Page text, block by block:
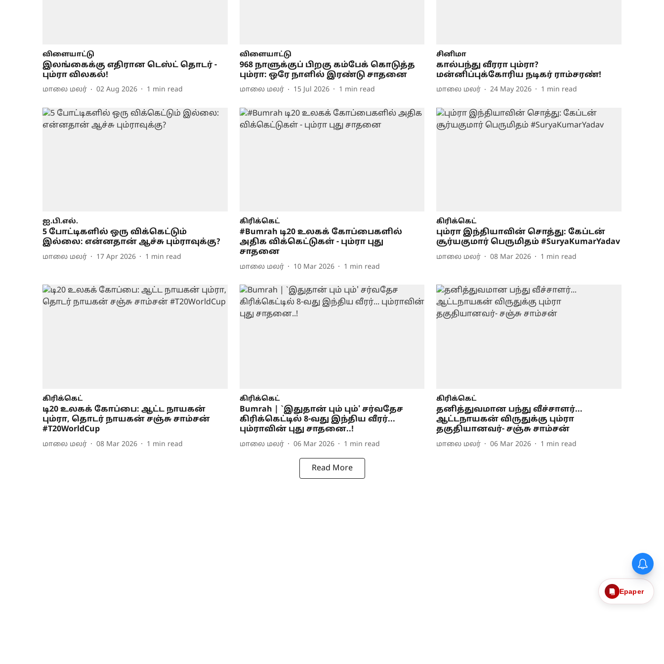
விளையாட்டு
இலங்கைக்கு எதிரான டெஸ்ட் தொடர் -
பும்ரா விலகல்!
மாலை மலர் 02 Aug 2026 1 min read
விளையாட்டு
968 நாளுக்குப் பிறகு கம்பேக் கொடுத்த
பும்ரா: ஒரே நாளில் இரண்டு சாதனை
மாலை மலர் 15 Jul 2026 1 min read
சினிமா
கால்பந்து வீரரா பும்ரா?
மன்னிப்புக்கோரிய நடிகர் ராம்சரண்!
மாலை மலர் 24 May 2026 1 min read
ஐ.பி.எல்.
5 போட்டிகளில் ஒரு விக்கெட்டும்
இல்லை: என்னதான் ஆச்சு பும்ராவுக்கு?
மாலை மலர் 17 Apr 2026 1 min read
கிரிக்கெட்
#Bumrah டி20 உலகக் கோப்பைகளில்
அதிக விக்கெட்டுகள் - பும்ரா புது
சாதனை
மாலை மலர் 10 Mar 2026 1 min read
கிரிக்கெட்
பும்ரா இந்தியாவின் சொத்து: கேப்டன்
சூர்யகுமார் பெருமிதம் #SuryaKumarYadav
மாலை மலர் 08 Mar 2026 1 min read
கிரிக்கெட்
டி20 உலகக் கோப்பை: ஆட்ட நாயகன்
பும்ரா, தொடர் நாயகன் சஞ்சு சாம்சன்
#T20WorldCup
மாலை மலர் 08 Mar 2026 1 min read
கிரிக்கெட்
Bumrah | `இதுதான் பும் பும்' சர்வதேச
கிரிக்கெட்டில் 8-வது இந்திய வீரர்...
பும்ராவின் புது சாதனை..!
மாலை மலர் 06 Mar 2026 1 min read
கிரிக்கெட்
தனித்துவமான பந்து வீச்சாளர்...
ஆட்டநாயகன் விருதுக்கு பும்ரா
தகுதியானவர்- சஞ்சு சாம்சன்
மாலை மலர் 06 Mar 2026 1 min read
Read More
Epaper